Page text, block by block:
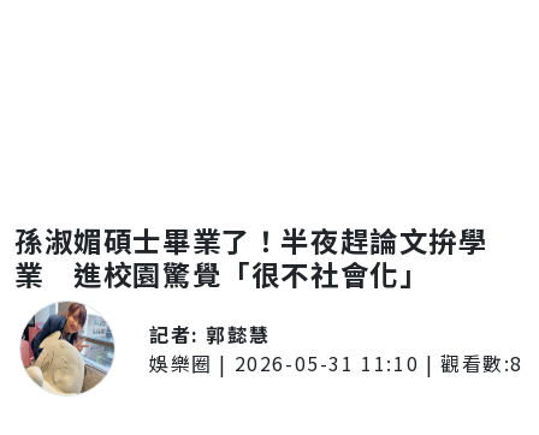
孫淑媚碩士畢業了！半夜趕論文拚學
業 進校園驚覺「很不社會化」
記者:郭懿慧
娛樂圈 | 2026-05-31 11:10 | 觀看數:8